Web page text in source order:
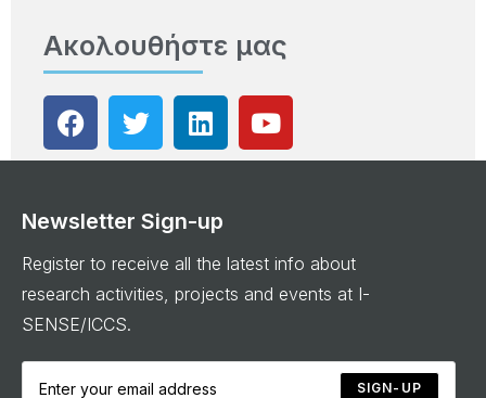
Ακολουθήστε μας
Newsletter Sign-up
Register to receive all the latest info about
research activities, projects and events at I-
SENSE/ICCS.
SIGN-UP